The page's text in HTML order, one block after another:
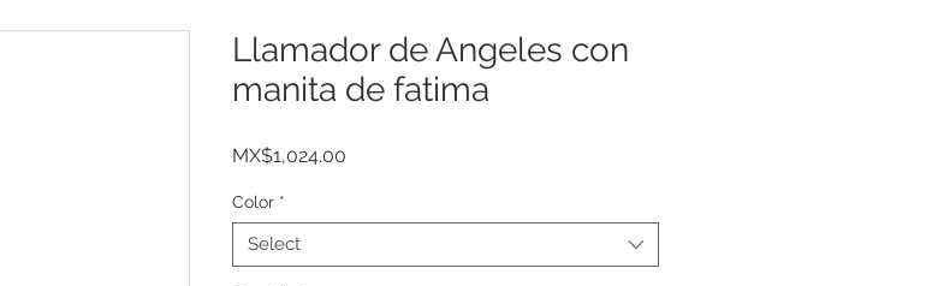
Llamador de Angeles con
manita de fatima
MX$1,024.00
Color *
Select